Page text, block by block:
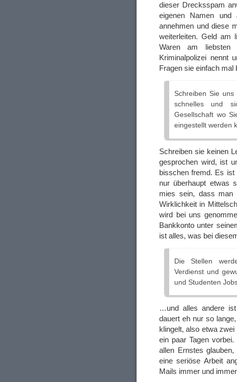
dieser Drecksspam
eigenen Namen und
annehmen und diese
weiterleiten. Geld am
Waren am liebsten
Kriminalpolizei nennt
Fragen sie einfach mal
Schreiben Sie
schnelles und
Gesellschaft wo
eingestellt werden
Schreiben sie keinen
gesprochen wird, ist
bisschen fremd. Es ist
nur überhaupt etwas
mies sein, dass man
Wirklichkeit in
wird bei uns
Bankkonto unter
ist alles, was bei
Die Stellen
Verdienst und
und Studenten
…und alles andere ist
dauert eh nur so
klingelt, also etwa
ein paar Tagen
allen Ernstes
eine seriöse Arbeit
Mails immer und